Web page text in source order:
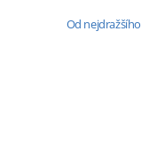
Od nejdražšího